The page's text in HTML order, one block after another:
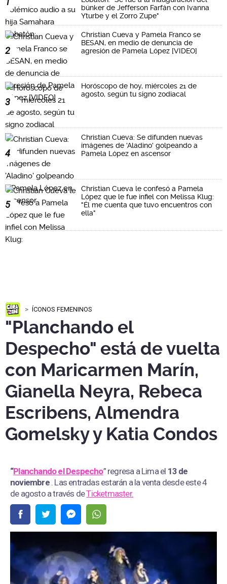
búnker de Jefferson Farfán con Ivanna
Yturbe y el Zorro Zupe"
2
Christian Cueva y Pamela Franco se
BESAN, en medio de denuncia de
agresión de Pamela López [VIDEO]
3
Horóscopo de hoy, miércoles 21 de
agosto, según tu signo zodiacal
4
Christian Cueva: Se difunden nuevas
imágenes de 'Aladino' golpeando a
Pamela López en ascensor
5
Christian Cueva le confesó a Pamela
López que le fue infiel con Melissa Klug:
"Él me cuenta que tuvo encuentros con
ella"
ÍCONOS FEMENINOS
"Planchando el
Despecho" está de vuelta
con Maricarmen Marín,
Gianella Neyra, Rebeca
Escribens, Almendra
Gomelsky y Katia Condos
“Planchando el Despecho” regresa a Lima el 13 de
noviembre . Las entradas estarán a la venta desde este 4
de agosto a través deTicketmaster.